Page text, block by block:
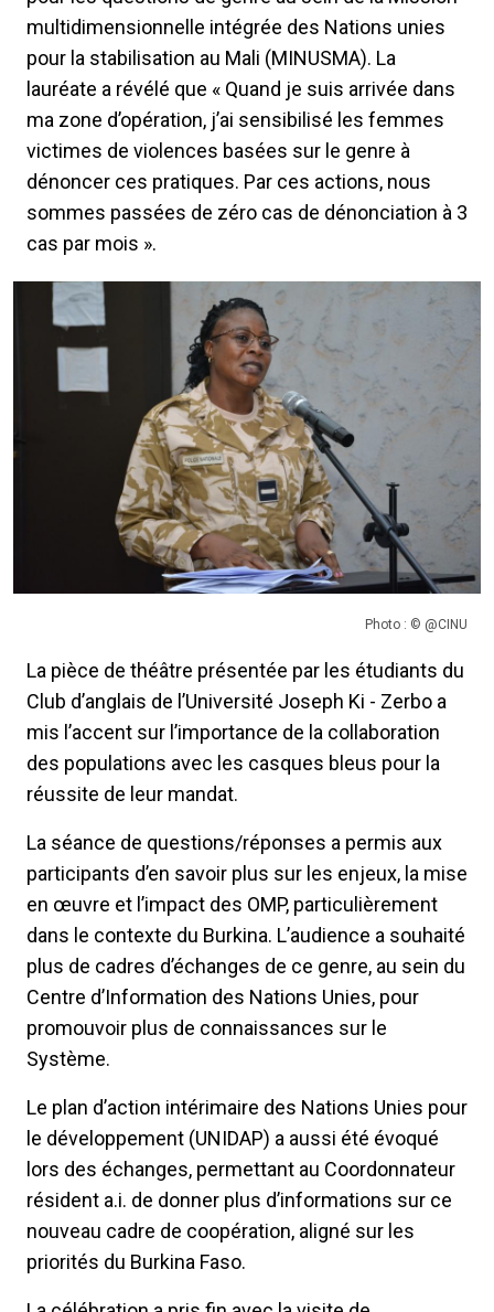
multidimensionnelle intégrée des Nations unies
pour la stabilisation au Mali (MINUSMA). La
lauréate a révélé que « Quand je suis arrivée dans
ma zone d’opération, j’ai sensibilisé les femmes
victimes de violences basées sur le genre à
dénoncer ces pratiques. Par ces actions, nous
sommes passées de zéro cas de dénonciation à 3
cas par mois ».
Photo : © @CINU
La pièce de théâtre présentée par les étudiants du
Club d’anglais de l’Université Joseph Ki - Zerbo a
mis l’accent sur l’importance de la collaboration
des populations avec les casques bleus pour la
réussite de leur mandat.
La séance de questions/réponses a permis aux
participants d’en savoir plus sur les enjeux, la mise
en œuvre et l’impact des OMP, particulièrement
dans le contexte du Burkina. L’audience a souhaité
plus de cadres d’échanges de ce genre, au sein du
Centre d’Information des Nations Unies, pour
promouvoir plus de connaissances sur le
Système.
Le plan d’action intérimaire des Nations Unies pour
le développement (UNIDAP) a aussi été évoqué
lors des échanges, permettant au Coordonnateur
résident a.i. de donner plus d’informations sur ce
nouveau cadre de coopération, aligné sur les
priorités du Burkina Faso.